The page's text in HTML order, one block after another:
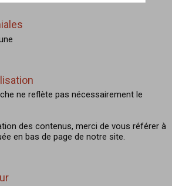
ne reflète pas nécessairement le
des contenus, merci de vous référer à
en bas de page de notre site.